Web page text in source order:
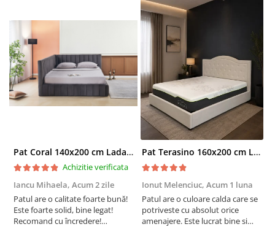
Pat Coral 140x200 cm Lada Depozitare Tapitat Catifea Gri Somiera Inclusa ( ML 2526 )
Achizitie verificata
Iancu Mihaela, Acum 2 zile
Patul are o calitate foarte bună!
Este foarte solid, bine legat!
Recomand cu încredere!
Pat Terasino 160x200 cm Lada Depozitare Tapitat Stofa Bej Somiera Inclusa
Ionut Melenciuc, Acum 1 luna
Patul are o culoare calda care se
potriveste cu absolut orice
amenajere. Este lucrat bine si